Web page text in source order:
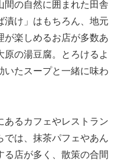
間の自然に囲まれた田舎
漬け」はもちろん、地元
が楽しめるお店が多数あ
原の湯豆腐。とろけるよ
いたスープと一緒に味わ
あるカフェやレストラン
では、抹茶パフェやあん
る店が多く、散策の合間